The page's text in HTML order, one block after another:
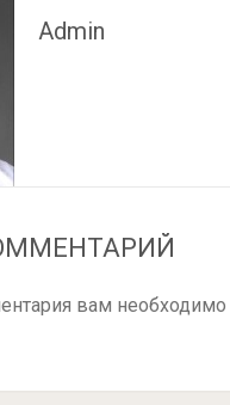
Admin
вам необходимо